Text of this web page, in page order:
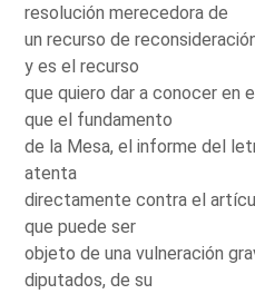
resolución merecedora de
un recurso de
y es el recurso
que quiero dar a conocer en
que el fundamento
de la Mesa, el informe del
atenta
directamente contra el
que puede ser
objeto de una vulneración
diputados, de su